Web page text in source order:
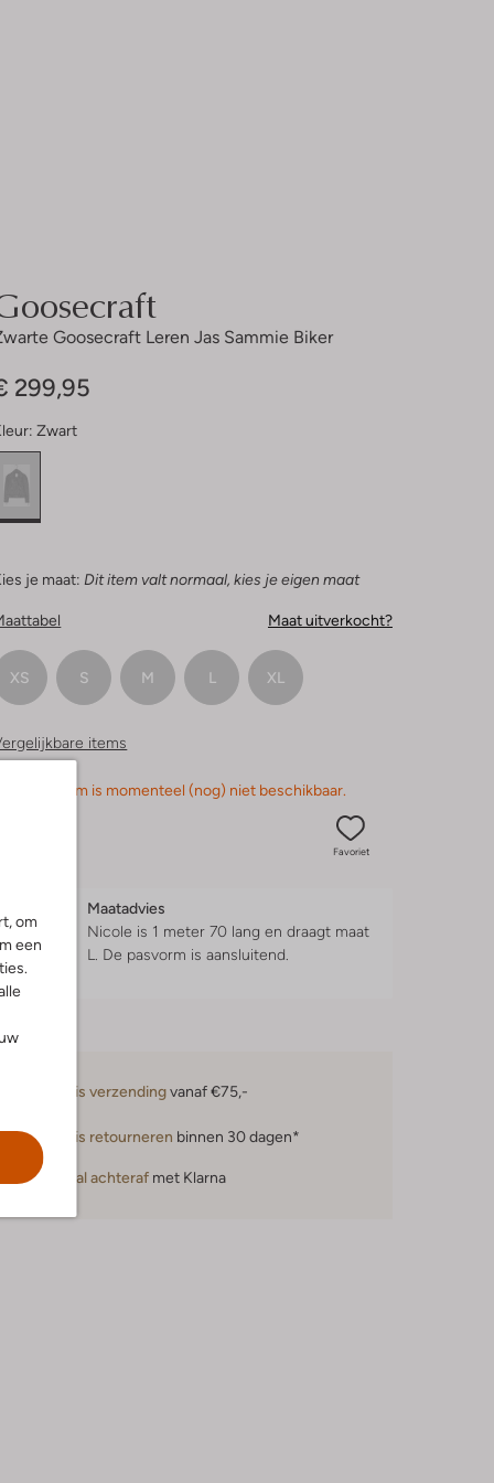
om
een
Goosecraft Leren Jas Sammie Biker
299,95
Zwart
je maat: Dit item valt normaal, kies je eigen maat
Maat uitverkocht?
XS S M L XL
items
dit item is momenteel (nog) niet beschikbaar.
Favoriet
Maatadvies
Nicole is 1 meter 70 lang en draagt maat
L. De pasvorm isaansluitend.
Gratis verzendingvanaf €75,-
Gratis retourneren binnen 30 dagen*
Betaal achteraf met Klarna